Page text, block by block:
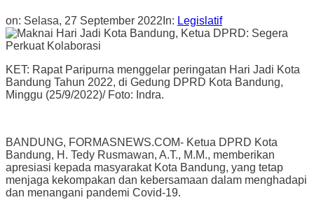
on: Selasa, 27 September 2022 In: Legislatif
KET: Rapat Paripurna menggelar peringatan Hari Jadi Kota
Bandung Tahun 2022, di Gedung DPRD Kota Bandung,
Minggu (25/9/2022)/ Foto: Indra.
BANDUNG, FORMASNEWS.COM- Ketua DPRD Kota
Bandung, H. Tedy Rusmawan, A.T., M.M., memberikan
apresiasi kepada masyarakat Kota Bandung, yang tetap
menjaga kekompakan dan kebersamaan dalam menghadapi
dan menangani pandemi Covid-19.